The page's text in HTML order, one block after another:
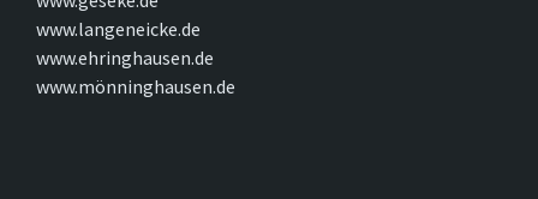
www.langeneicke.de
www.ehringhausen.de
www.mönninghausen.de